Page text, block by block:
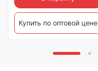
Купить по оптовой цене